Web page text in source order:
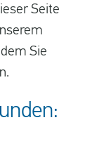
Seite
Sie